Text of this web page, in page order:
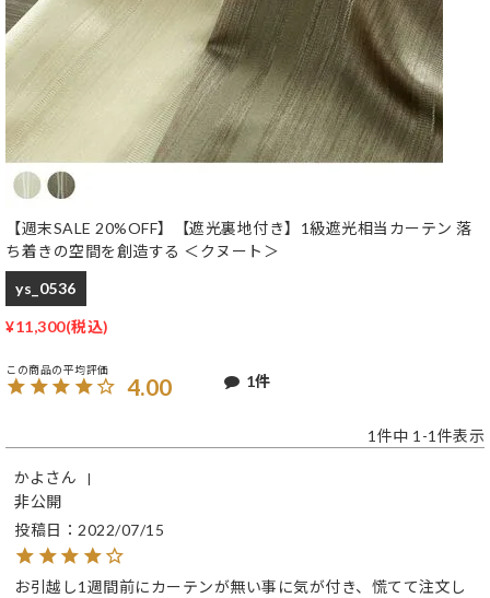
【週末SALE 20%OFF】【遮光裏地付き】1級遮光相当カーテン 落
ち着きの空間を創造する ＜クヌート＞
ys_0536
¥11,300
4.00 1
1 件中 1 -1 件表示
かよ
非公開
投稿日
2022/07/15
お引越し1週間前にカーテンが無い事に気が付き、慌てて注文し